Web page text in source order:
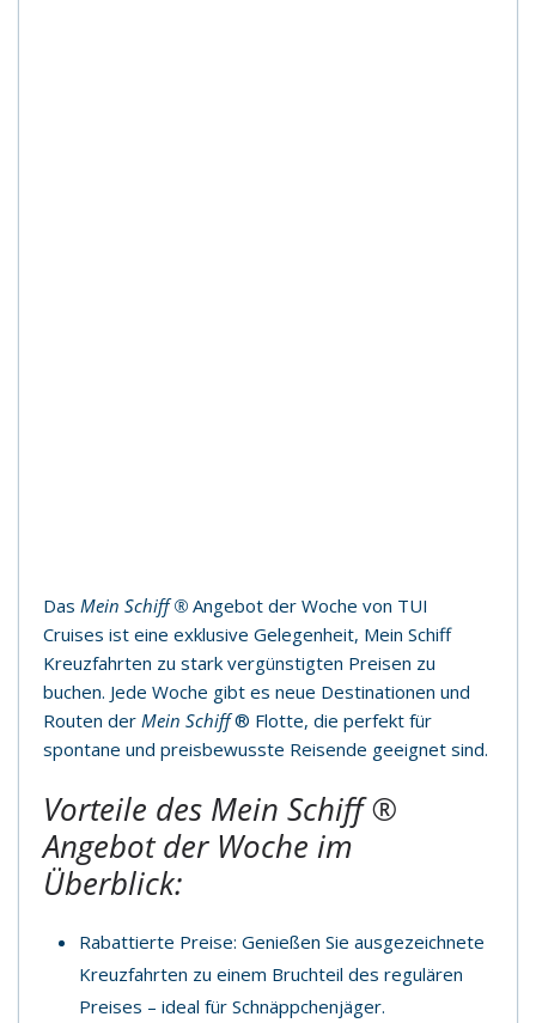
Das Mein Schiff ® Angebot der Woche von TUI
Cruises ist eine exklusive Gelegenheit, Mein Schiff
Kreuzfahrten zu stark vergünstigten Preisen zu
buchen. Jede Woche gibt es neue Destinationen und
Routen der Mein Schiff® Flotte, die perfekt für
spontane und preisbewusste Reisende geeignet sind.
Vorteile des Mein Schiff®
Angebot der Woche im
Überblick:
Rabattierte Preise: Genießen Sie ausgezeichnete
Kreuzfahrten zu einem Bruchteil des regulären
Preises – ideal für Schnäppchenjäger.